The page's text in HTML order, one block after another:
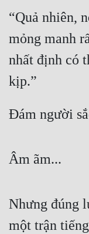
Vô Sỉ
Điềm Đạm
“Quả nhiên,
mỏng manh
nhất định có
kịp.”
Đám người
Âm ãm...
Nhưng đúng
một trận